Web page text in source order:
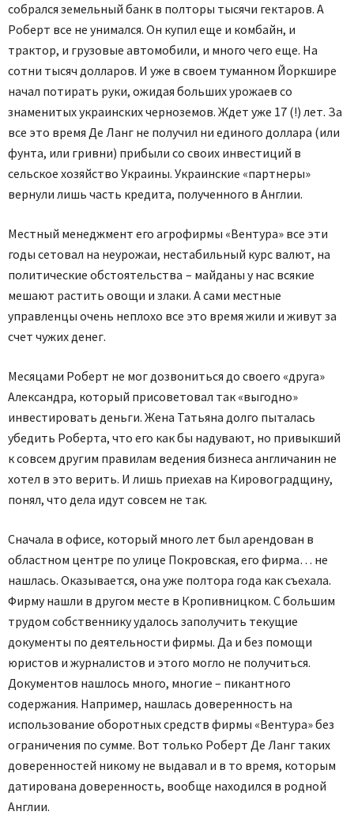
собрался земельный банк в полторы тысячи гектаров. А
Роберт все не унимался. Он купил еще и комбайн, и
трактор, и грузовые автомобили, и много чего еще. На
сотни тысяч долларов. И уже в своем туманном Йоркшире
начал потирать руки, ожидая больших урожаев со
знаменитых украинских черноземов. Ждет уже 17 (!) лет. За
все это время Де Ланг не получил ни единого доллара (или
фунта, или гривни) прибыли со своих инвестиций в
сельское хозяйство Украины. Украинские «партнеры»
вернули лишь часть кредита, полученного в Англии.
Местный менеджмент его агрофирмы «Вентура» все эти
годы сетовал на неурожаи, нестабильный курс валют, на
политические обстоятельства – майданы у нас всякие
мешают растить овощи и злаки. А сами местные
управленцы очень неплохо все это время жили и живут за
счет чужих денег.
Месяцами Роберт не мог дозвониться до своего «друга»
Александра, который присоветовал так «выгодно»
инвестировать деньги. Жена Татьяна долго пыталась
убедить Роберта, что его как бы надувают, но привыкший
к совсем другим правилам ведения бизнеса англичанин не
хотел в это верить. И лишь приехав на Кировоградщину,
понял, что дела идут совсем не так.
Сначала в офисе, который много лет был арендован в
областном центре по улице Покровская, его фирма… не
нашлась. Оказывается, она уже полтора года как съехала.
Фирму нашли в другом месте в Кропивницком. С большим
трудом собственнику удалось заполучить текущие
документы по деятельности фирмы. Да и без помощи
юристов и журналистов и этого могло не получиться.
Документов нашлось много, многие – пикантного
содержания. Например, нашлась доверенность на
использование оборотных средств фирмы «Вентура» без
ограничения по сумме. Вот только Роберт Де Ланг таких
доверенностей никому не выдавал и в то время, которым
датирована доверенность, вообще находился в родной
Англии.